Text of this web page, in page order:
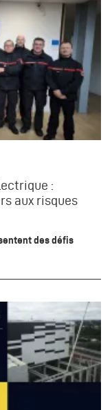
:
aux risques
des défis